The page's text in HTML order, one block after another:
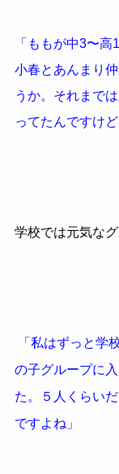
「ももが中3〜
小春とあんまり
うか。それまで
ってたんですけ
学校では元気な
「私はずっと学
の子グループに
た。５人くらい
ですよね」